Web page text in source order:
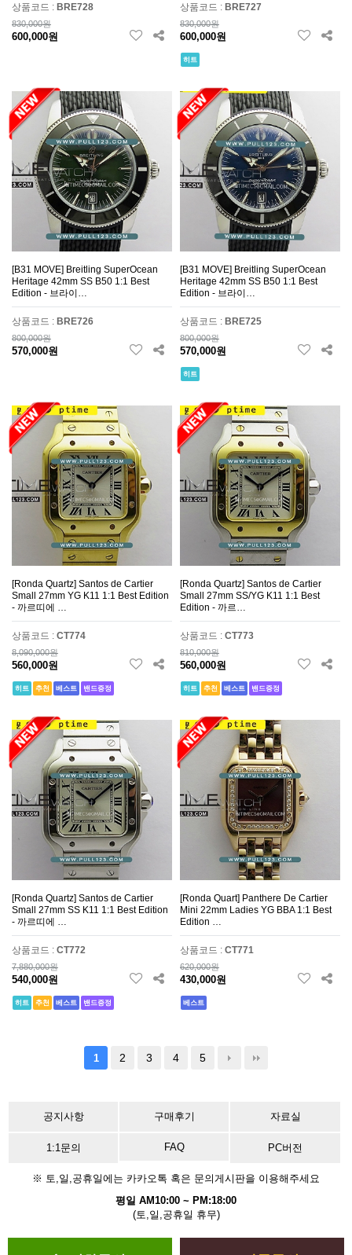
상품코드 : BRE728
830,000원
600,000원
상품코드 : BRE727
830,000원
600,000원
히트
[B31 MOVE] Breitling SuperOcean
Heritage 42mm SS B50 1:1 Best
Edition - 브라이…
상품코드 : BRE726
800,000원
570,000원
[B31 MOVE] Breitling SuperOcean
Heritage 42mm SS B50 1:1 Best
Edition - 브라이…
상품코드 : BRE725
800,000원
570,000원
히트
[Ronda Quartz] Santos de Cartier
Small 27mm YG K11 1:1 Best Edition
- 까르띠에 …
상품코드 : CT774
8,090,000원
560,000원
히트 추천 베스트 밴드증정
[Ronda Quartz] Santos de Cartier
Small 27mm SS/YG K11 1:1 Best
Edition - 까르…
상품코드 : CT773
810,000원
560,000원
히트 추천 베스트 밴드증정
[Ronda Quartz] Santos de Cartier
Small 27mm SS K11 1:1 Best Edition
- 까르띠에 …
상품코드 : CT772
7,880,000원
540,000원
히트 추천 베스트 밴드증정
[Ronda Quart] Panthere De Cartier
Mini 22mm Ladies YG BBA 1:1 Best
Edition …
상품코드 : CT771
620,000원
430,000원
베스트
1 2 3 4 5
공지사항 구매후기 자료실
1:1문의 FAQ PC버전
※ 토,일,공휴일에는 카카오톡 혹은 문의게시판을 이용해주세요
평일 AM10:00 ~ PM:18:00
(토,일,공휴일 휴무)